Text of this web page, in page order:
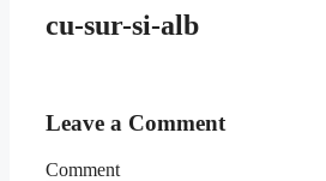
cu-sur-si-alb
Leave a Comment
Comment